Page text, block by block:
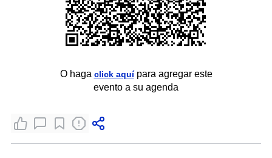
O haga click aquípara agregar este
evento a su agenda